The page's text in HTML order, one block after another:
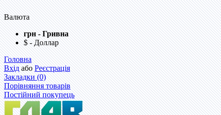
Валюта
грн - Гривна
$ - Доллар
Головна
ВхідабоРеєстрація
Закладки (0)
Порівняння товарів
Постійний покупець